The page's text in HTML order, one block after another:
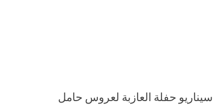
سيناريو حفلة العازبة لعروس حامل